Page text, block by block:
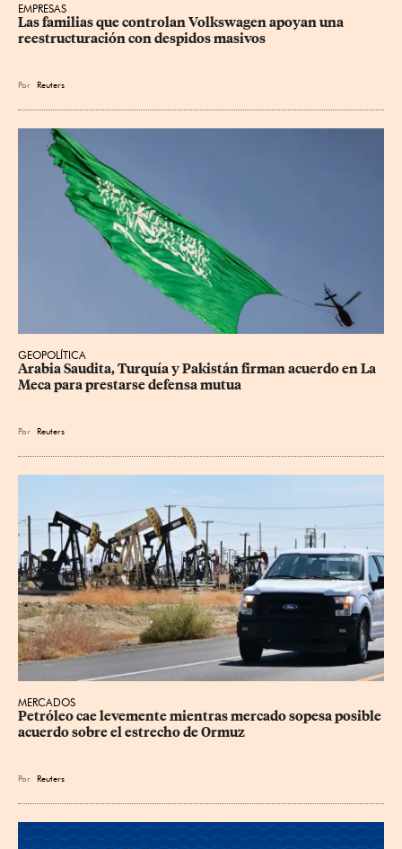
EMPRESAS
Las familias que controlan Volkswagen apoyan una
reestructuración con despidos masivos
Por Reuters
GEOPOLÍTICA
Arabia Saudita, Turquía y Pakistán firman acuerdo en La
Meca para prestarse defensa mutua
Por Reuters
MERCADOS
Petróleo cae levemente mientras mercado sopesa posible
acuerdo sobre el estrecho de Ormuz
Por Reuters